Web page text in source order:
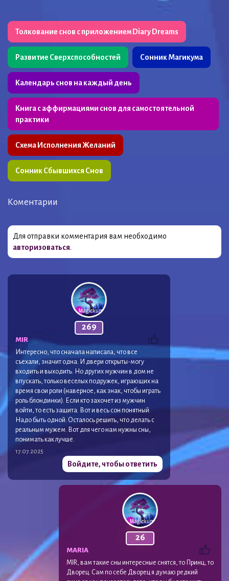
Толкование снов с приложением Diary Dreams
Развитие Сверхспособностей Сонник Магикума
Календарь снов на каждый день
Книга с аффирмациями снов для самостоятельной
практики
Схема Исполнения Желаний
Сонник Сбывшихся Снов
Коментарии
Для отправки комментария вам необходимо
авторизоваться.
269
MIR
Интересно, что сначала написала, что все
съехали, значит одна. И двери открыты-могу
входить и выходить. Но других мужчин в дом не
впускать, только веселых подружек, играющих на
время свои роли (наверное, как знак, чтобы играть
роль блондинки). Если кто захочет из мужчин
войти, то есть защита. Вот и весь сон понятный.
Надо быть одной. Осталось решить, что делать с
реальным мужем. Вот для чего нам нужны сны,
понимать как лучше.
17.07.2025
Войдите, чтобы ответить
26
MARIA
MIR, вам такие сны интересные снятся, то Принц, то
Дворец. Сам по себе Дворец я думаю редкий